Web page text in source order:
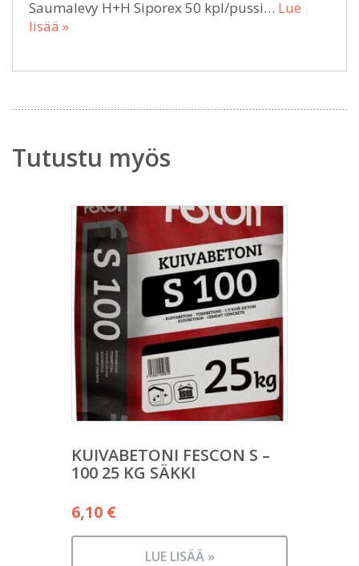
Saumalevy H+H Siporex 50 kpl/pussi… Lue
lisää »
Tutustu myös
KUIVABETONI FESCON S –
100 25 KG SÄKKI
6,10 €
LUE LISÄÄ »